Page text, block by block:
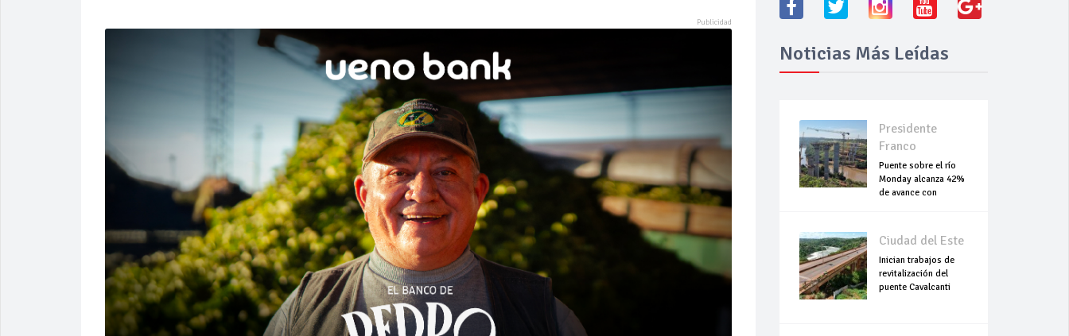
Noticias Más Leídas
Presidente
Franco
Puente sobre el río
Monday alcanza 42%
de avance con
Ciudad del Este
Inician trabajos de
revitalización del
puente Cavalcanti